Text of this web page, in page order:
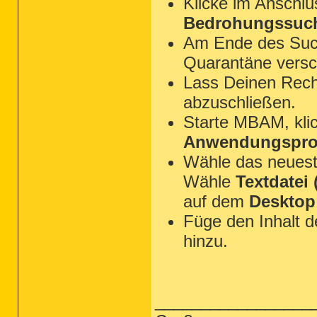
Am Ende des
Quarantäne
Lass Deinen
abzuschließen.
Starte MBAM,
Wähle das
Wähle Textdatei
auf dem Desktop
Füge den Inhalt
hinzu.